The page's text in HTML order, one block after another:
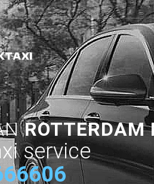
ROTTERDAM
service